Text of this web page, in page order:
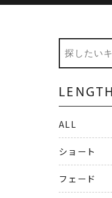
LENGTH
ALL
ショート
フェード